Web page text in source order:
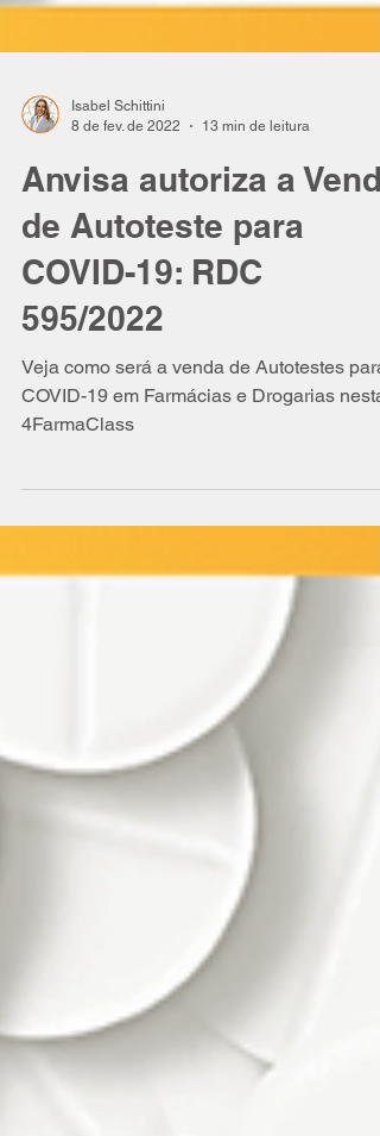
8 de fev. de 2022
13 min de leitura
Anvisa autoriza a
de Autoteste para
COVID-19: RDC
595/2022
Veja como será a venda de Autotestes para